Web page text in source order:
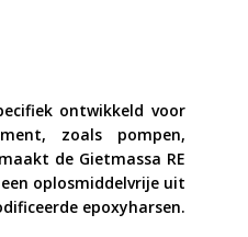
ontwikkeld voor
zoals pompen,
de Gietmassa RE
een oplosmiddelvrije uit
epoxyharsen.